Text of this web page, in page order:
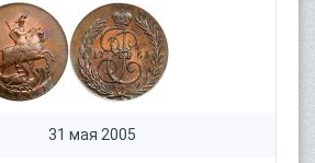
31 мая 2005